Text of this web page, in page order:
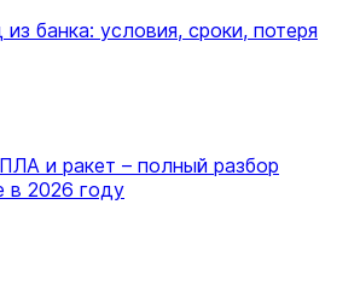
из банка: условия, сроки, потеря
и ракет – полный разбор
в 2026 году